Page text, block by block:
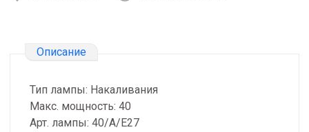
Описание
Тип лампы: Накаливания
Макс. мощность: 40
Арт. лампы: 40/A/E27